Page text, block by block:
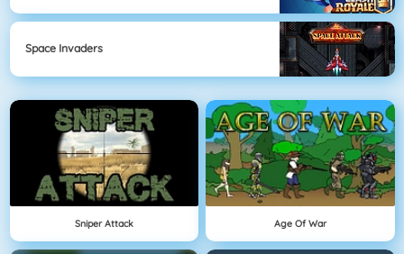
Space Invaders
Sniper Attack Age Of War